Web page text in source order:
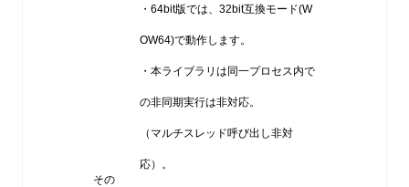
その
・64bit版では、32bit互換モード(W
OW64)で動作します。
・本ライブラリは同一プロセス内で
の非同期実行は非対応。
（マルチスレッド呼び出し非対
応）。